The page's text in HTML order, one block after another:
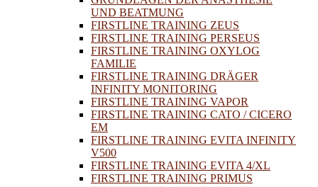
UND BEATMUNG
FIRSTLINE TRAINING ZEUS
FIRSTLINE TRAINING PERSEUS
FIRSTLINE TRAINING OXYLOG
FAMILIE
FIRSTLINE TRAINING DRÄGER
INFINITY MONITORING
FIRSTLINE TRAINING VAPOR
FIRSTLINE TRAINING CATO / CICERO
EM
FIRSTLINE TRAINING EVITA INFINITY
V500
FIRSTLINE TRAINING EVITA 4/XL
FIRSTLINE TRAINING PRIMUS